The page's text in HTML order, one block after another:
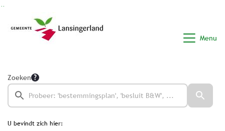
Menu
Zoeken
U bevindt zich hier: